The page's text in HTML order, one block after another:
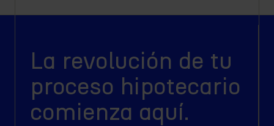
La revolución de tu
proceso hipotecario
comienza aquí.